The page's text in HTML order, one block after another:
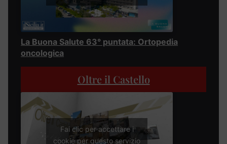
La Buona Salute 63° puntata: Ortopedia
oncologica
Oltre il Castello
Fai clic per accettare i
cookie per questo servizio